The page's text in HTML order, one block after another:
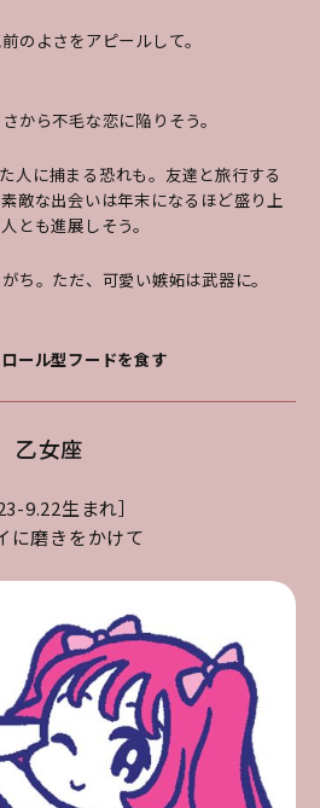
のよさをアピールして。
から不毛な恋に陥りそう。
人に捕まる恐れも。友達と旅行する
敵な出会いは年末になるほど盛り上
とも進展しそう。
ち。ただ、可愛い嫉妬は武器に。
ール型フードを食す
乙女座
9.22生まれ］
に磨きをかけて